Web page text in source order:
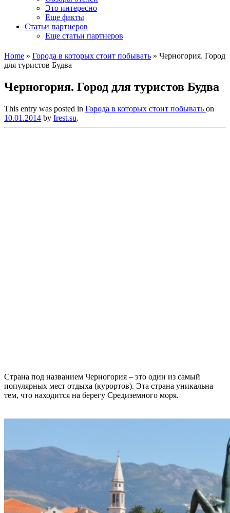
Это интересно
Еще факты
Статьи партнеров
Еще статьи партнеров
Home » Города в которых стоит побывать » Черногория. Город
для туристов Будва
Черногория. Город для туристов Будва
This entry was posted in Города в которых стоит побывать on
10.01.2014 by Irest.su.
Страна под названием Черногория – это один из самый
популярных мест отдыха (курортов). Эта страна уникальна
тем, что находится на берегу Средиземного моря.